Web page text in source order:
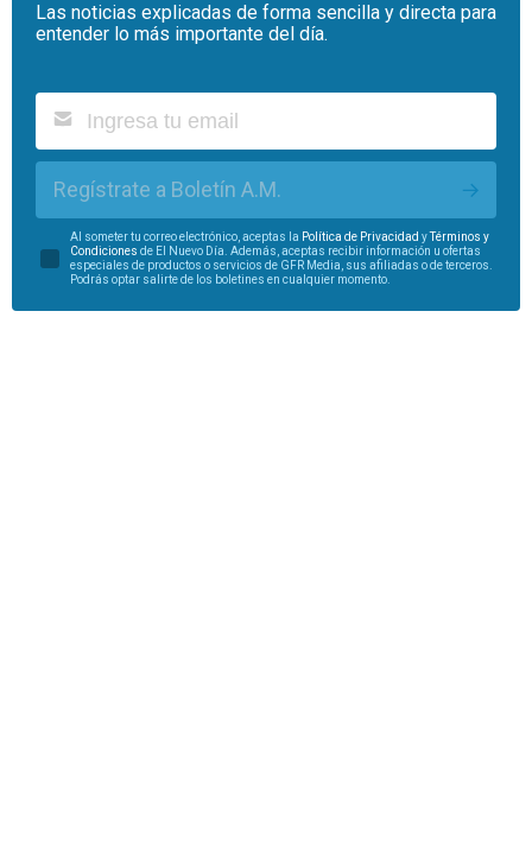
Las noticias explicadas de forma sencilla y directa para
entender lo más importante del día.
Regístrate a Boletín A.M.
Al someter tu correo electrónico, aceptas la Política de Privacidad yTérminos y
Condiciones de El Nuevo Día. Además, aceptas recibir información u ofertas
especiales de productos o servicios de GFR Media, sus afiliadas o de terceros.
Podrás optar salirte de los boletines en cualquier momento.